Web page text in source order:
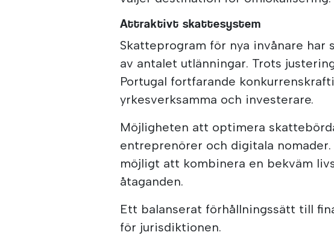
Attraktivt skattesystem
Skatteprogram för nya invånare
av antalet utlänningar. Trots
Portugal fortfarande
yrkesverksamma och investerare.
Möjligheten att optimera
entreprenörer och digitala
möjligt att kombinera en bekväm
åtaganden.
Ett balanserat förhållningssätt till
för jurisdiktionen.